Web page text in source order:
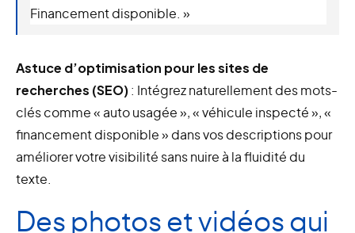
Financement disponible. »
Astuce d’optimisation pour les sites de
recherches (SEO): Intégrez naturellement des mots-
clés comme « auto usagée », « véhicule inspecté », «
financement disponible » dans vos descriptions pour
améliorer votre visibilité sans nuire à la fluidité du
texte.
Des photos et vidéos qui